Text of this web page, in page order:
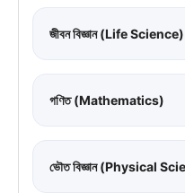
জীবন বিজ্ঞান (Life Science)
গণিত (Mathematics)
ভৌত বিজ্ঞান (Physical